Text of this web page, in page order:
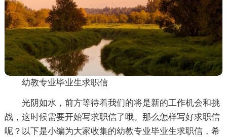
幼教专业毕业生求职信
光阴如水，前方等待着我们的将是新的工作机会和挑
战，这时候需要开始写求职信了哦。那么怎样写好求职信
呢？以下是小编为大家收集的幼教专业毕业生求职信，希